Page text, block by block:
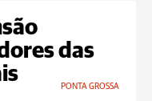
das
PONTA GROSSA